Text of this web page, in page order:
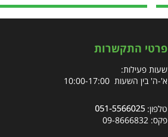
פרטי התקשרות
שעות פעילות:
א'-ה' בין השעות 10:00-17:00
טלפון:
פקס: 09-8666832